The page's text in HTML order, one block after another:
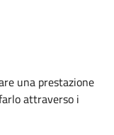
una prestazione
attraverso i